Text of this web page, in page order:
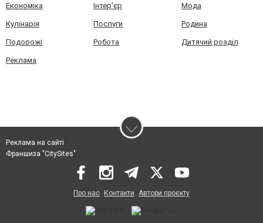
Економіка Інтер'єр Мода
Кулінарія Послуги Родина
Подорожі Робота Дитячий розділ
Реклама
Реклама на сайті
Франшиза "CitySites"
Про нас Контакти Автори проєкту